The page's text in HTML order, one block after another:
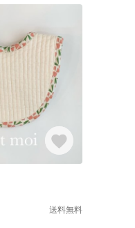
送料無料